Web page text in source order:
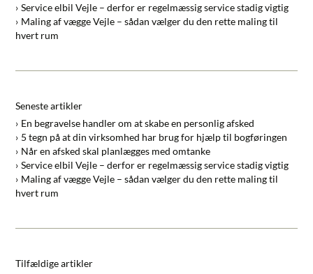
Service elbil Vejle – derfor er regelmæssig service stadig vigtig
Maling af vægge Vejle – sådan vælger du den rette maling til
hvert rum
Seneste artikler
En begravelse handler om at skabe en personlig afsked
5 tegn på at din virksomhed har brug for hjælp til bogføringen
Når en afsked skal planlægges med omtanke
Service elbil Vejle – derfor er regelmæssig service stadig vigtig
Maling af vægge Vejle – sådan vælger du den rette maling til
hvert rum
Tilfældige artikler